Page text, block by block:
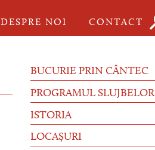
DESPRE NOI CONTACT
BUCURIE PRIN CÂNTEC
PROGRAMUL SLUJBELOR
ISTORIA
LOCAȘURI